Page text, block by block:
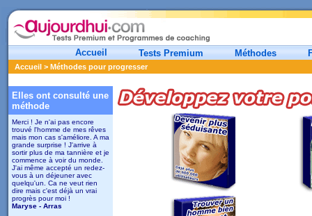
Accueil Tests Premium Méthodes
Accueil > Méthodes pour progresser
Elles ont consulté une
méthode
Merci ! Je n'ai pas encore
trouvé l'homme de mes rêves
mais mon cas s'améliore. A ma
grande surprise ! J'arrive à
sortir plus de ma tannière et je
commence à voir du monde.
J'ai même accepté un redez-
vous à un déjeuner avec
quelqu'un. Ca ne veut rien
dire mais c'est déjà un vrai
progrès pour moi !
Maryse - Arras